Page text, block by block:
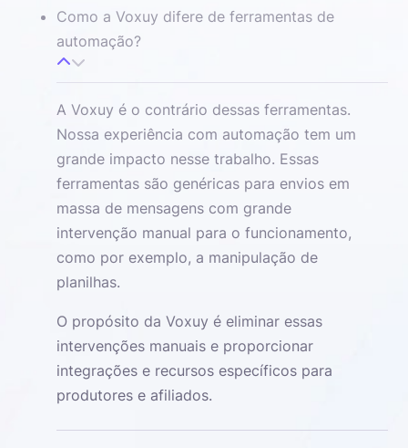
Como a Voxuy difere de ferramentas de
automação?
A Voxuy é o contrário dessas ferramentas.
Nossa experiência com automação tem um
grande impacto nesse trabalho. Essas
ferramentas são genéricas para envios em
massa de mensagens com grande
intervenção manual para o funcionamento,
como por exemplo, a manipulação de
planilhas.
O propósito da Voxuy é eliminar essas
intervenções manuais e proporcionar
integrações e recursos específicos para
produtores e afiliados.